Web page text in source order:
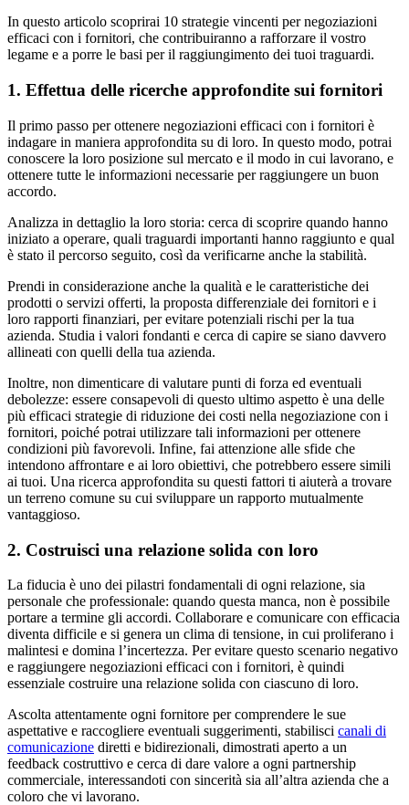
In questo articolo scoprirai 10 strategie vincenti per negoziazioni
efficaci con i fornitori, che contribuiranno a rafforzare il vostro
legame e a porre le basi per il raggiungimento dei tuoi traguardi.
1. Effettua delle ricerche approfondite sui fornitori
Il primo passo per ottenere negoziazioni efficaci con i fornitori è
indagare in maniera approfondita su di loro. In questo modo, potrai
conoscere la loro posizione sul mercato e il modo in cui lavorano, e
ottenere tutte le informazioni necessarie per raggiungere un buon
accordo.
Analizza in dettaglio la loro storia: cerca di scoprire quando hanno
iniziato a operare, quali traguardi importanti hanno raggiunto e qual
è stato il percorso seguito, così da verificarne anche la stabilità.
Prendi in considerazione anche la qualità e le caratteristiche dei
prodotti o servizi offerti, la proposta differenziale dei fornitori e i
loro rapporti finanziari, per evitare potenziali rischi per la tua
azienda. Studia i valori fondanti e cerca di capire se siano davvero
allineati con quelli della tua azienda.
Inoltre, non dimenticare di valutare punti di forza ed eventuali
debolezze: essere consapevoli di questo ultimo aspetto è una delle
più efficaci strategie di riduzione dei costi nella negoziazione con i
fornitori, poiché potrai utilizzare tali informazioni per ottenere
condizioni più favorevoli. Infine, fai attenzione alle sfide che
intendono affrontare e ai loro obiettivi, che potrebbero essere simili
ai tuoi. Una ricerca approfondita su questi fattori ti aiuterà a trovare
un terreno comune su cui sviluppare un rapporto mutualmente
vantaggioso.
2. Costruisci una relazione solida con loro
La fiducia è uno dei pilastri fondamentali di ogni relazione, sia
personale che professionale: quando questa manca, non è possibile
portare a termine gli accordi. Collaborare e comunicare con efficacia
diventa difficile e si genera un clima di tensione, in cui proliferano i
malintesi e domina l’incertezza. Per evitare questo scenario negativo
e raggiungere negoziazioni efficaci con i fornitori, è quindi
essenziale costruire una relazione solida con ciascuno di loro.
Ascolta attentamente ogni fornitore per comprendere le sue
aspettative e raccogliere eventuali suggerimenti, stabilisci canali di
comunicazione diretti e bidirezionali, dimostrati aperto a un
feedback costruttivo e cerca di dare valore a ogni partnership
commerciale, interessandoti con sincerità sia all’altra azienda che a
coloro che vi lavorano.